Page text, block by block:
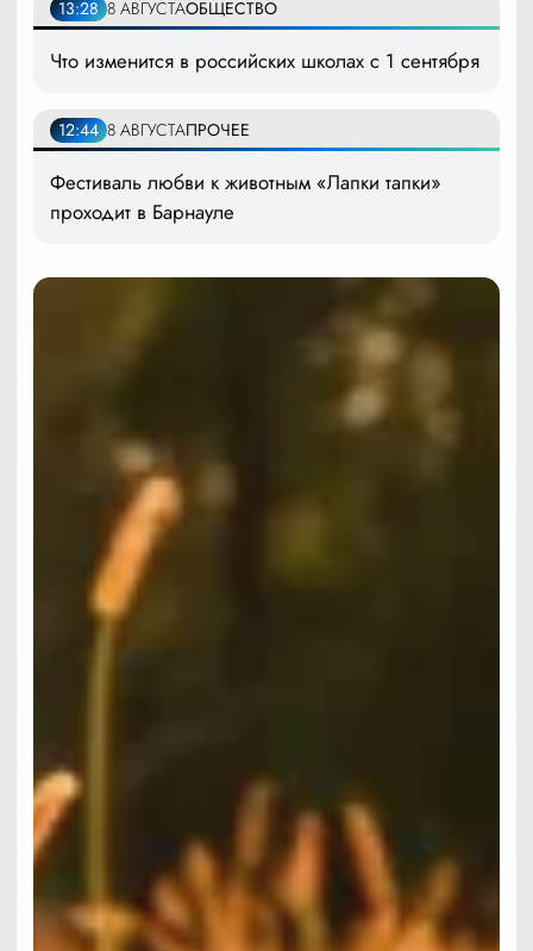
13:28 8 АВГУСТАОБЩЕСТВО
Что изменится в российских школах с 1 сентября
12:44 8 АВГУСТАПРОЧЕЕ
Фестиваль любви к животным «Лапки тапки»
проходит в Барнауле